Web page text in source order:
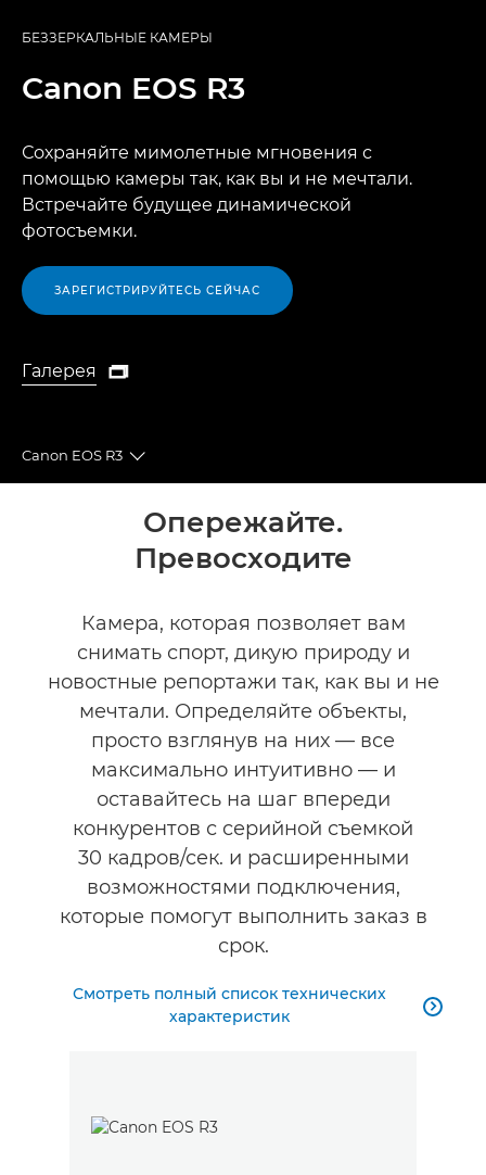
БЕЗЗЕРКАЛЬНЫЕ КАМЕРЫ
Canon EOS R3
Сохраняйте мимолетные мгновения с
помощью камеры так, как вы и не мечтали.
Встречайте будущее динамической
фотосъемки.
ЗАРЕГИСТРИРУЙТЕСЬ СЕЙЧАС
Галерея
Галерея

Canon EOS R3
Toggle breadcrumbs
Общая информация
Технические характеристики
Опережайте.
Превосходите
Камера, которая позволяет вам
снимать спорт, дикую природу и
новостные репортажи так, как вы и не
мечтали. Определяйте объекты,
просто взглянув на них — все
максимально интуитивно — и
оставайтесь на шаг впереди
конкурентов с серийной съемкой
30 кадров/сек. и расширенными
возможностями подключения,
которые помогут выполнить заказ в
срок.
Смотреть полный список технических
характеристик
